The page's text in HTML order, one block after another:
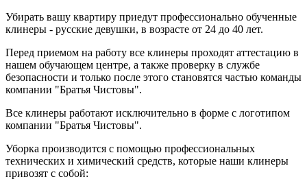
Убирать вашу квартиру приедут профессионально обученные
клинеры - русские девушки, в возрасте от 24 до 40 лет.
Перед приемом на работу все клинеры проходят аттестацию в
нашем обучающем центре, а также проверку в службе
безопасности и только после этого становятся частью команды
компании "Братья Чистовы".
Все клинеры работают исключительно в форме с логотипом
компании "Братья Чистовы".
Уборка производится с помощью профессиональных
технических и химический средств, которые наши клинеры
привозят с собой: